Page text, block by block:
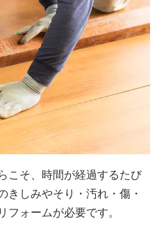
こそ、時間が経過するたび
きしみやそり・汚れ・傷・
フォームが必要です。